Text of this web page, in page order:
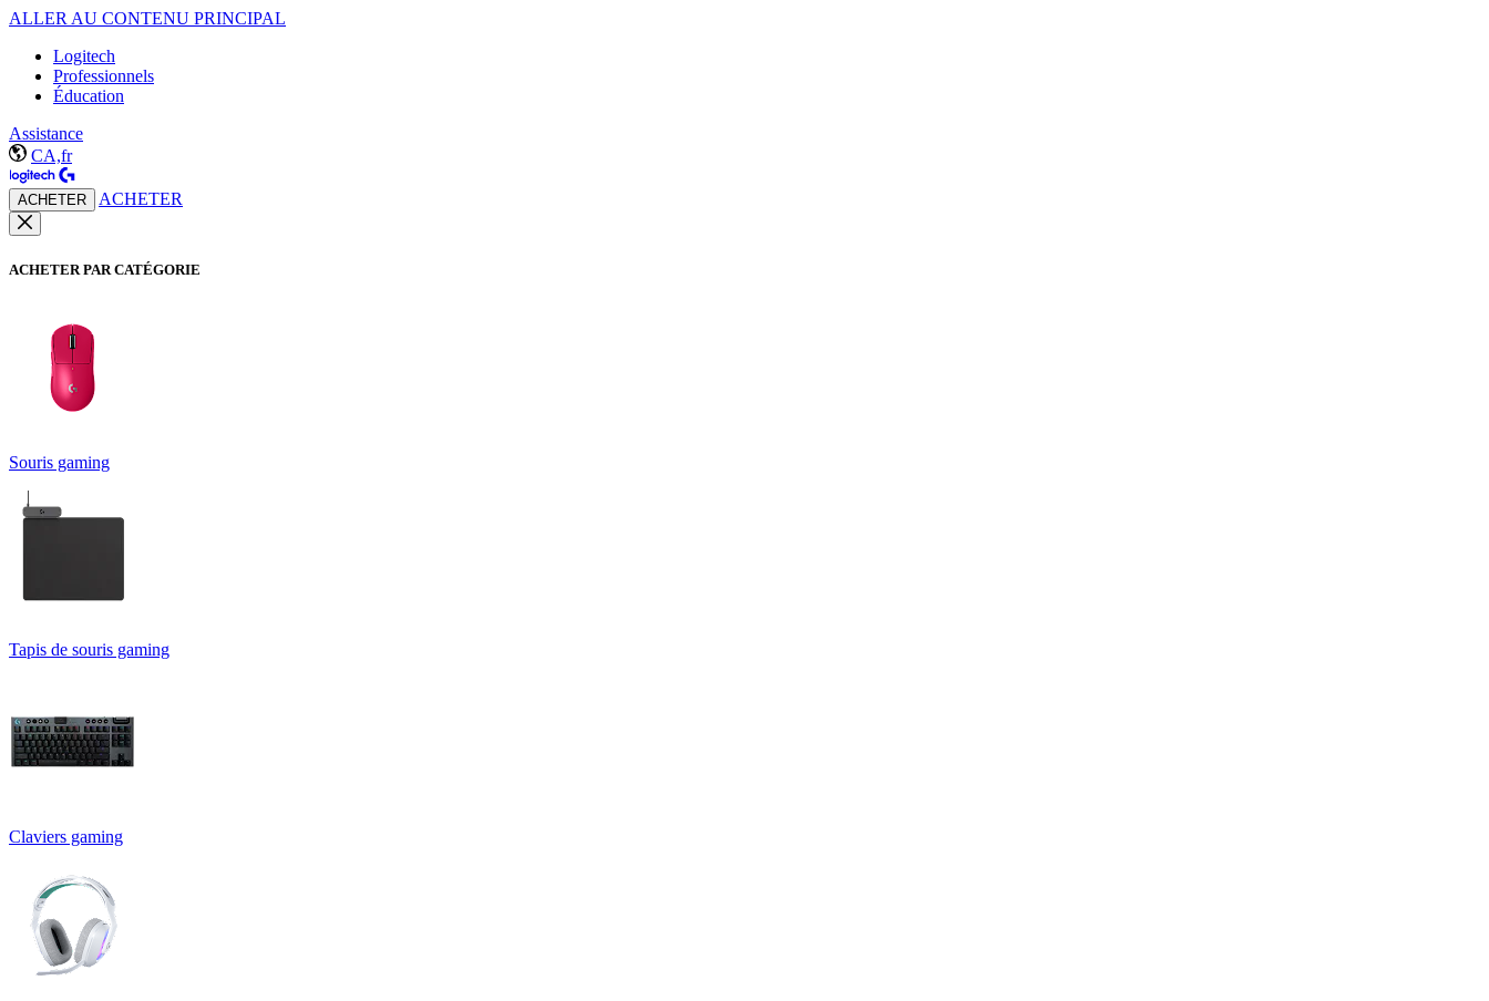
ALLER AU CONTENU PRINCIPAL
Logitech
Professionnels
Éducation
Assistance
CA,fr
ACHETER ACHETER
ACHETER PAR CATÉGORIE
Souris gaming
Tapis de souris gaming
Claviers gaming